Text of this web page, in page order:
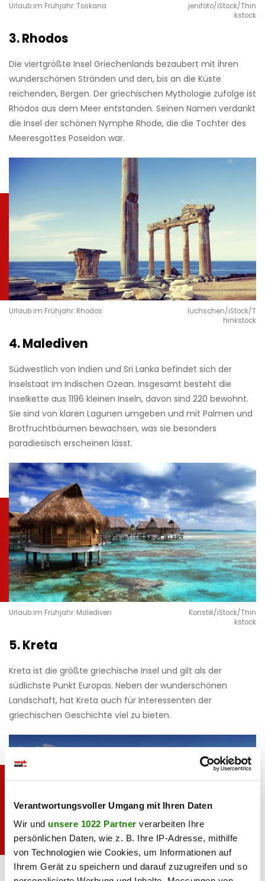
Verantwortungsvoller Umgang mit Ihren Daten
Wir und unsere 1022 Partner verarbeiten Ihre
persönlichen Daten, wie z. B. Ihre IP-Adresse, mithilfe
von Technologien wie Cookies, um Informationen auf
Ihrem Gerät zu speichern und darauf zuzugreifen und so
Urlaub im Frühjahr: Toskana
jenifoto/iStock/Thin
kstock
3. Rhodos
Die viertgrößte Insel Griechenlands bezaubert mit ihren
wunderschönen Stränden und den, bis an die Küste
reichenden, Bergen. Der griechischen Mythologie zufolge ist
Rhodos aus dem Meer entstanden. Seinen Namen verdankt
die Insel der schönen Nymphe Rhode, die die Tochter des
Meeresgottes Poseidon war.
Urlaub im Frühjahr: Rhodos
luchschen/iStock/T
hinkstock
4. Malediven
Südwestlich von Indien und Sri Lanka befindet sich der
Inselstaat im Indischen Ozean. Insgesamt besteht die
Inselkette aus 1196 kleinen Inseln, davon sind 220 bewohnt.
Sie sind von klaren Lagunen umgeben und mit Palmen und
Brotfruchtbäumen bewachsen, was sie besonders
paradiesisch erscheinen lässt.
Urlaub im Frühjahr: Malediven
Konstik/iStock/Thin
kstock
5. Kreta
Kreta ist die größte griechische Insel und gilt als der
südlichste Punkt Europas. Neben der wunderschönen
Landschaft, hat Kreta auch für Interessenten der
griechischen Geschichte viel zu bieten.
Urlaub im Frühjahr: Kreta
VladimirSklyarov/iSt